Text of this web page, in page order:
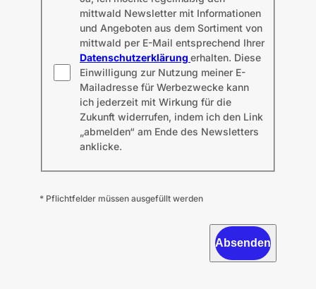
mittwald Newsletter mit Informationen
und Angeboten aus dem Sortiment von
mittwald per E-Mail entsprechend Ihrer
Datenschutzerklärung erhalten. Diese
Einwilligung zur Nutzung meiner E-
Mailadresse für Werbezwecke kann
ich jederzeit mit Wirkung für die
Zukunft widerrufen, indem ich den Link
„abmelden“ am Ende des Newsletters
anklicke.
* Pflichtfelder müssen ausgefüllt werden
Absenden